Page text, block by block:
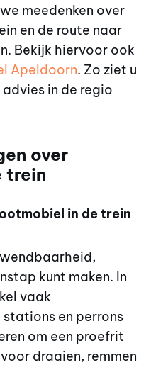
meedenken over
en de route naar
Bekijk hiervoor ook
Apeldoorn. Zo ziet u
in de regio
over
trein
in de trein
kunt maken. In
vaak
en perrons
om een proefrit
draaien, remmen